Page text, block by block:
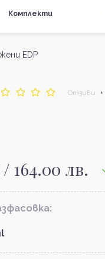
Комплекти
EDP
Отзиви
/ 164.00 лв.